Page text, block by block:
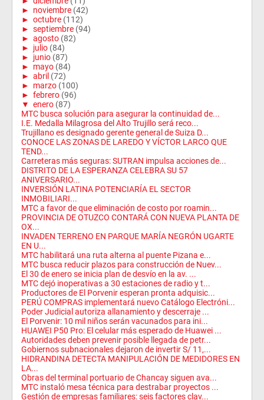
► noviembre (42)
► octubre (112)
► septiembre (94)
► agosto (82)
► julio (84)
► junio (87)
► mayo (84)
► abril (72)
► marzo (100)
► febrero (96)
▼ enero (87)
MTC busca solución para asegurar la continuidad de...
I.E. Medalla Milagrosa del Alto Trujillo será reco...
Trujillano es designado gerente general de Suiza D...
CONOCE LAS ZONAS DE LAREDO Y VÍCTOR LARCO QUE
TEND...
Carreteras más seguras: SUTRAN impulsa acciones de...
DISTRITO DE LA ESPERANZA CELEBRA SU 57
ANIVERSARIO...
INVERSIÓN LATINA POTENCIARÍA EL SECTOR
INMOBILIARI...
MTC a favor de que eliminación de costo por roamin...
PROVINCIA DE OTUZCO CONTARÁ CON NUEVA PLANTA DE
OX...
INVADEN TERRENO EN PARQUE MARÍA NEGRÓN UGARTE
EN U...
MTC habilitará una ruta alterna al puente Pizana e...
MTC busca reducir plazos para construcción de Nuev...
El 30 de enero se inicia plan de desvío en la av. ...
MTC dejó inoperativas a 30 estaciones de radio y t...
Productores de El Porvenir esperan pronta adquisic...
PERÚ COMPRAS implementará nuevo Catálogo Electróni...
Poder Judicial autoriza allanamiento y descerraje ...
El Porvenir: 10 mil niños serán vacunados para ini...
HUAWEI P50 Pro: El celular más esperado de Huawei ...
Autoridades deben prevenir posible llegada de petr...
Gobiernos subnacionales dejaron de invertir S/ 11,...
HIDRANDINA DETECTA MANIPULACIÓN DE MEDIDORES EN
LA...
Obras del terminal portuario de Chancay siguen ava...
MTC instaló mesa técnica para destrabar proyectos ...
Gestión de empresas familiares: seis factores clav...